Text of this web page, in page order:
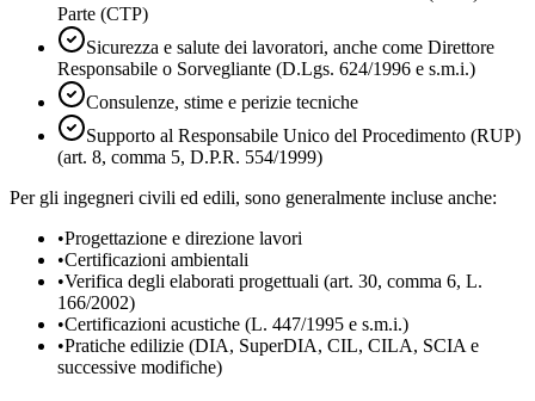
Parte (CTP)
Sicurezza e salute dei lavoratori, anche come Direttore
Responsabile o Sorvegliante (D.Lgs. 624/1996 e s.m.i.)
Consulenze, stime e perizie tecniche
Supporto al Responsabile Unico del Procedimento (RUP)
(art. 8, comma 5, D.P.R. 554/1999)
Per gli ingegneri civili ed edili, sono generalmente incluse anche:
•Progettazione e direzione lavori
•Certificazioni ambientali
•Verifica degli elaborati progettuali (art. 30, comma 6, L.
166/2002)
•Certificazioni acustiche (L. 447/1995 e s.m.i.)
•Pratiche edilizie (DIA, SuperDIA, CIL, CILA, SCIA e
successive modifiche)